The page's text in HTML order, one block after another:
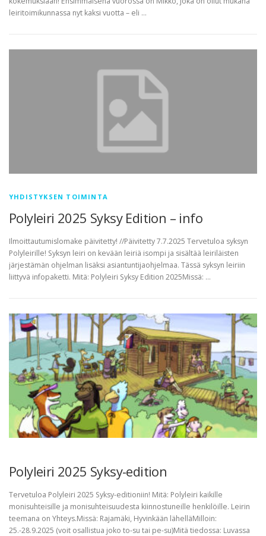
leiritoimikunnassa nyt kaksi vuotta – eli …
YHDISTYKSEN TOIMINTA
Polyleiri 2025 Syksy Edition – info
Ilmoittautumislomake päivitetty! //Päivitetty 7.7.2025 Tervetuloa syksyn
Polyleirille! Syksyn leiri on kevään leiriä isompi ja sisältää leiriläisten
järjestämän ohjelman lisäksi asiantuntijaohjelmaa. Tässä syksyn leiriin
liittyvä infopaketti. Mitä: Polyleiri Syksy Edition 2025Missä: …
Polyleiri 2025 Syksy-edition
Tervetuloa Polyleiri 2025 Syksy-editioniin! Mitä: Polyleiri kaikille
monisuhteisille ja monisuhteisuudesta kiinnostuneille henkilöille. Leirin
teemana on Yhteys.Missä: Rajamäki, Hyvinkään lähelläMilloin:
25.-28.9.2025 (voit osallistua joko to-su tai pe-su)Mitä tiedossa: Luvassa